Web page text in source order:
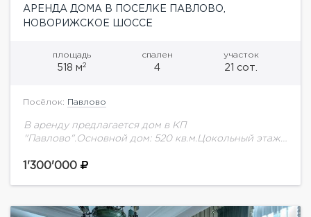
АРЕНДА ДОМА В ПОСЕЛКЕ ПАВЛОВО,
НОВОРИЖСКОЕ ШОССЕ
площадь
518 м2
спален
4
участок
21 сот.
Посёлок: Павлово
В аренду предлагается дом в КП
"Павлово".Основной дом: 520 кв.м.Цокольный этаж:
хаммам, сауна, души), котельная. 1 этаж: гостиная
1'300'000